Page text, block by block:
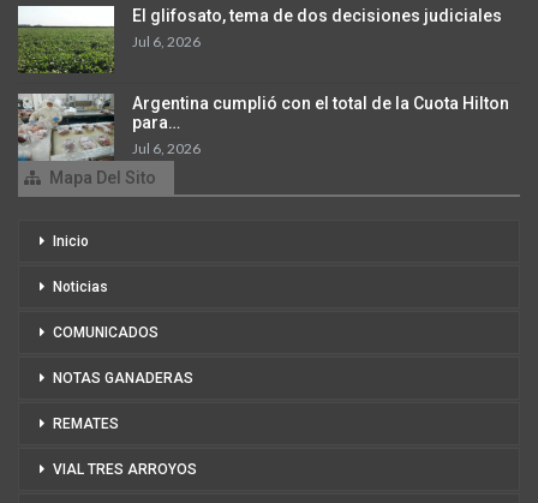
El glifosato, tema de dos decisiones judiciales
Jul 6, 2026
Argentina cumplió con el total de la Cuota Hilton
para…
Jul 6, 2026
Mapa Del Sito
Inicio
Noticias
COMUNICADOS
NOTAS GANADERAS
REMATES
VIAL TRES ARROYOS